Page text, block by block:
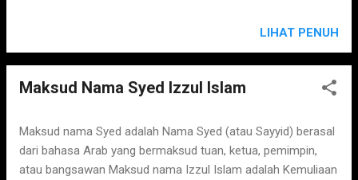
LIHAT PENUH
Maksud Nama Syed Izzul Islam
Maksud nama Syed adalah Nama Syed (atau Sayyid) berasal
dari bahasa Arab yang bermaksud tuan, ketua, pemimpin,
atau bangsawan Maksud nama Izzul Islam adalah Kemuliaan